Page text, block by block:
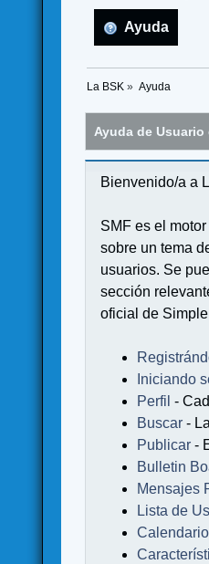
Ayuda
La BSK » Ayuda
Ayuda de Usuario
Bienvenido/a a
SMF es el
sobre un tema
usuarios. Se
sección
oficial de
Iniciando
Perfil -
Buscar -
Publicar -
Bulletin
Mensajes
Lista de
Calendario